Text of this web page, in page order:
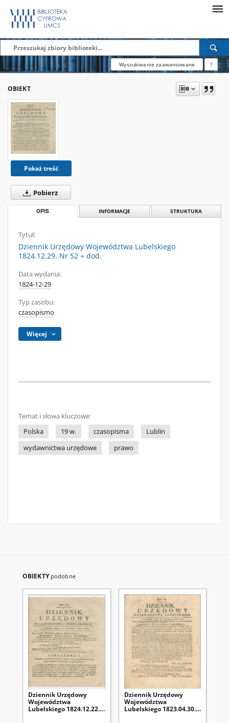
Wyszukiwanie zaawansowane ?
OBIEKT
Pokaż treść
Pobierz
OPIS INFORMACJE STRUKTURA
Tytuł:
Dziennik Urzędowy Województwa Lubelskiego
1824.12.29. Nr 52 + dod.
Data wydania:
1824-12-29
Typ zasobu:
czasopismo
Więcej
Temat i słowa kluczowe:
Polska
19 w. czasopisma
Lublin
wydawnictwa urzędowe
prawo
OBIEKTY podobne
Dziennik Urzędowy
Województwa
Lubelskiego 1824.12.22.
Dziennik Urzędowy
Województwa
Lubelskiego 1823.04.30.